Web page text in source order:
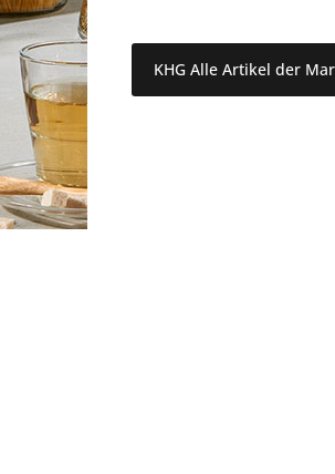
KHG Alle Artikel der